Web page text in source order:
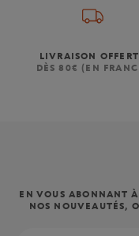
LIVRAISON
DÈS 80€ (EN
EN VOUS ABONNANT
NOS NOUVEAUTÉS,